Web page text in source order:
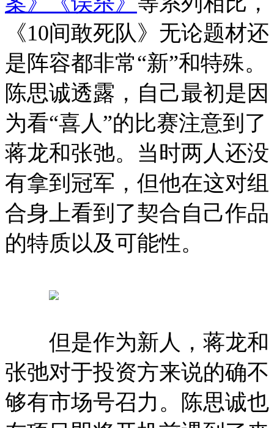
《10间敢死队》无论题材还
是阵容都非常“新”和特殊。
陈思诚透露，自己最初是因
为看“喜人”的比赛注意到了
蒋龙和张弛。当时两人还没
有拿到冠军，但他在这对组
合身上看到了契合自己作品
的特质以及可能性。
但是作为新人，蒋龙和
张弛对于投资方来说的确不
够有市场号召力。陈思诚也